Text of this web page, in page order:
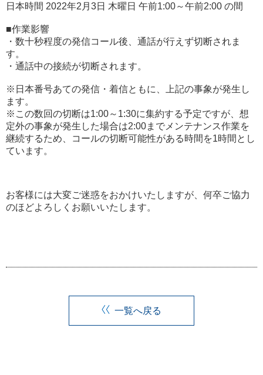
日本時間 2022年2月3日 木曜日 午前1:00～午前2:00 の間
■作業影響
・数十秒程度の発信コール後、通話が行えず切断されま
す。
・通話中の接続が切断されます。
※日本番号あての発信・着信ともに、上記の事象が発生し
ます。
※この数回の切断は1:00～1:30に集約する予定ですが、想
定外の事象が発生した場合は2:00までメンテナンス作業を
継続するため、コールの切断可能性がある時間を1時間とし
ています。
お客様には大変ご迷惑をおかけいたしますが、何卒ご協力
のほどよろしくお願いいたします。
一覧へ戻る